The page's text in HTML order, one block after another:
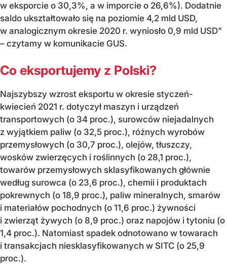
w eksporcie o 30,3%, a w imporcie o 26,6%). Dodatnie
saldo ukształtowało się na poziomie 4,2 mld USD,
w analogicznym okresie 2020 r. wyniosło 0,9 mld USD"
– czytamy w komunikacie GUS.
Co eksportujemy z Polski?
Najszybszy wzrost eksportu w okresie styczeń-
kwiecień 2021 r. dotyczył maszyn i urządzeń
transportowych (o 34 proc.), surowców niejadalnych
z wyjątkiem paliw (o 32,5 proc.), różnych wyrobów
przemysłowych (o 30,7 proc.), olejów, tłuszczy,
wosków zwierzęcych i roślinnych (o 28,1 proc.),
towarów przemysłowych sklasyfikowanych głównie
według surowca (o 23,6 proc.), chemii i produktach
pokrewnych (o 18,9 proc.), paliw mineralnych, smarów
i materiałów pochodnych (o 11,6 proc.) żywności
i zwierząt żywych (o 8,9 proc.) oraz napojów i tytoniu (o
1,4 proc.). Natomiast spadek odnotowano w towarach
i transakcjach niesklasyfikowanych w SITC (o 25,9
proc.).